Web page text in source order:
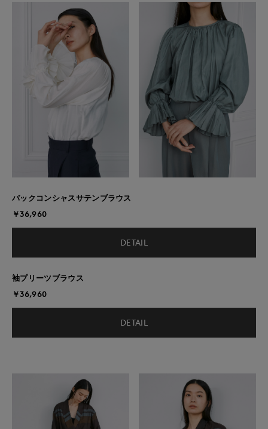
バックコンシャスサテンブラウス
￥36,960
DETAIL
袖プリーツブラウス
￥36,960
DETAIL